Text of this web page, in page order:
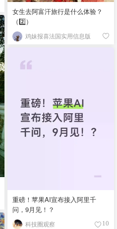
女生去阿富汗旅行是什么体验？
（2️⃣）
鸡妹报喜法国实用信息版
重磅！苹果AI宣布接入阿里千
问，9月见！？
科技圈观察 10